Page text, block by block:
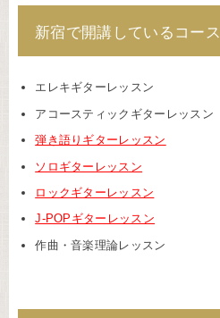
新宿で開講しているコース
エレキギターレッスン
アコースティックギターレッスン
弾き語りギターレッスン
ソロギターレッスン
ロックギターレッスン
J-POPギターレッスン
作曲・音楽理論レッスン